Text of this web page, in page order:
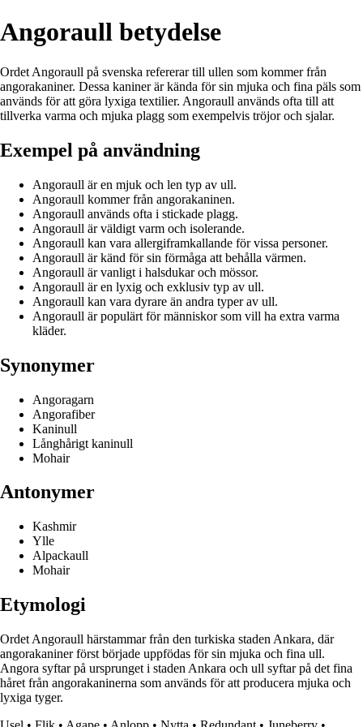
Angoraull betydelse
Ordet Angoraull på svenska refererar till ullen som kommer från
angorakaniner. Dessa kaniner är kända för sin mjuka och fina päls som
används för att göra lyxiga textilier. Angoraull används ofta till att
tillverka varma och mjuka plagg som exempelvis tröjor och sjalar.
Exempel på användning
Angoraull är en mjuk och len typ av ull.
Angoraull kommer från angorakaninen.
Angoraull används ofta i stickade plagg.
Angoraull är väldigt varm och isolerande.
Angoraull kan vara allergiframkallande för vissa personer.
Angoraull är känd för sin förmåga att behålla värmen.
Angoraull är vanligt i halsdukar och mössor.
Angoraull är en lyxig och exklusiv typ av ull.
Angoraull kan vara dyrare än andra typer av ull.
Angoraull är populärt för människor som vill ha extra varma
kläder.
Synonymer
Angoragarn
Angorafiber
Kaninull
Långhårigt kaninull
Mohair
Antonymer
Kashmir
Ylle
Alpackaull
Mohair
Etymologi
Ordet Angoraull härstammar från den turkiska staden Ankara, där
angorakaniner först började uppfödas för sin mjuka och fina ull.
Angora syftar på ursprunget i staden Ankara och ull syftar på det fina
håret från angorakaninerna som används för att producera mjuka och
lyxiga tyger.